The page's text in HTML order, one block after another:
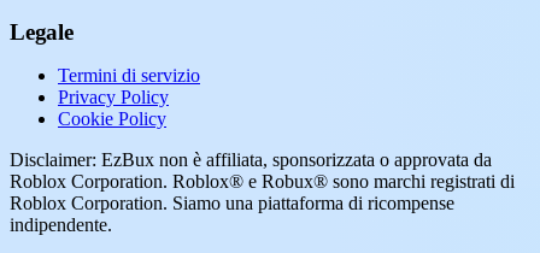
Legale
Termini di servizio
Privacy Policy
Cookie Policy
Disclaimer: EzBux non è affiliata, sponsorizzata o approvata da
Roblox Corporation. Roblox® e Robux® sono marchi registrati di
Roblox Corporation. Siamo una piattaforma di ricompense
indipendente.